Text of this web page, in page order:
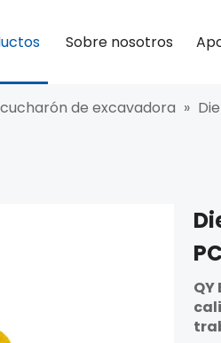
Sobre nosotros
de excavadora »